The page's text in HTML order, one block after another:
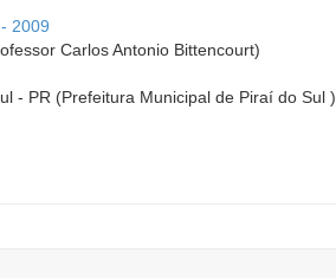
2009
Carlos Antonio Bittencourt)
- PR (Prefeitura Municipal de Piraí do Sul )